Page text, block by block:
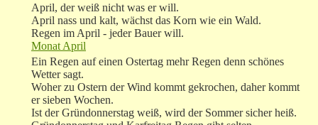
April, der weiß nicht was er will.
April nass und kalt, wächst das Korn wie ein Wald.
Regen im April - jeder Bauer will.
Monat April
Ein Regen auf einen Ostertag mehr Regen denn schönes
Wetter sagt.
Woher zu Ostern der Wind kommt gekrochen, daher kommt
er sieben Wochen.
Ist der Gründonnerstag weiß, wird der Sommer sicher heiß.